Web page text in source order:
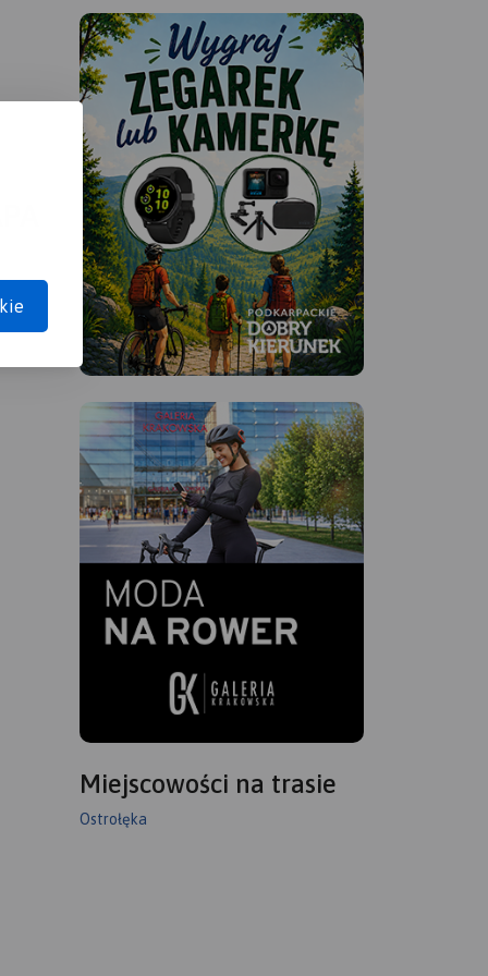
Miejscowości na trasie
Ostrołęka